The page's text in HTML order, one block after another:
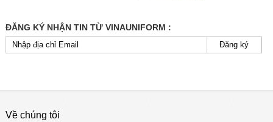
ĐĂNG KÝ NHẬN TIN TỪ VINAUNIFORM :
Đăng ký
Về chúng tôi